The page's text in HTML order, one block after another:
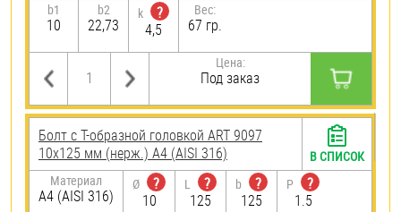
b1
10
b2
22,73
k
?
4,5
Вес:
67 гр.
Цена:
Под заказ
Болт с Т-образной головкой ART 9097
10х125 мм (нерж.) A4 (AISI 316)
Материал
A4 (AISI 316)
Ø
?
10
L
?
125
b
?
125
P
?
1.5
В СПИСОК